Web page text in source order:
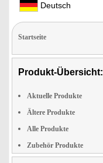
Deutsch
Startseite
Produkt-Übersicht:
Aktuelle Produkte
Ältere Produkte
Alle Produkte
Zubehör Produkte